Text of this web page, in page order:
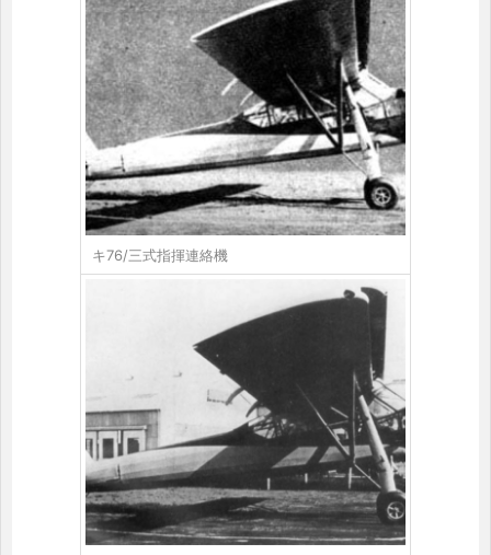
キ76/三式指揮連絡機